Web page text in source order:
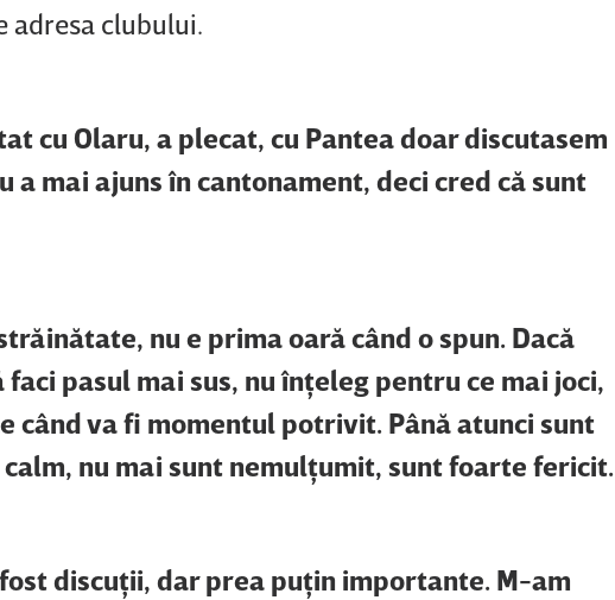
adresa clubului.
cu Olaru, a plecat, cu Pantea doar discutasem
a mai ajuns în cantonament, deci cred că sunt
nu e prima oară când o spun. Dacă
pasul mai sus, nu înţeleg pentru ce mai joci,
când va fi momentul potrivit. Până atunci sunt
nu mai sunt nemulţumit, sunt foarte fericit.
discuţii, dar prea puţin importante. M-am